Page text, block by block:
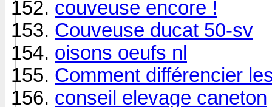
couveuse encore !
Couveuse ducat 50-sv
oisons oeufs nl
Comment différencier
conseil elevage caneton